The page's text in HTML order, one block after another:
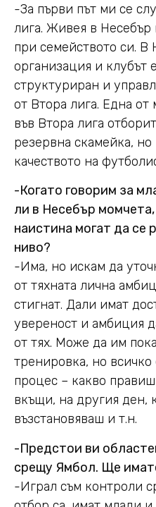
-За първи път ми се
лига. Живея в Несебър
при семейството си. В
организация и клубът
структуриран и
от Втора лига. Една от
във Втора лига
резервна скамейка,
качеството на
-Когато говорим за
ли в Несебър
наистина могат да се
ниво?
-Има, но искам да
от тяхната лична
стигнат. Дали имат
увереност и амбиция
от тях. Може да им
тренировка, но
процес – какво
вкъщи, на другия ден,
възстановяваш и т.н.
-Предстои ви
срещу Ямбол. Ще
-Играл съм контроли